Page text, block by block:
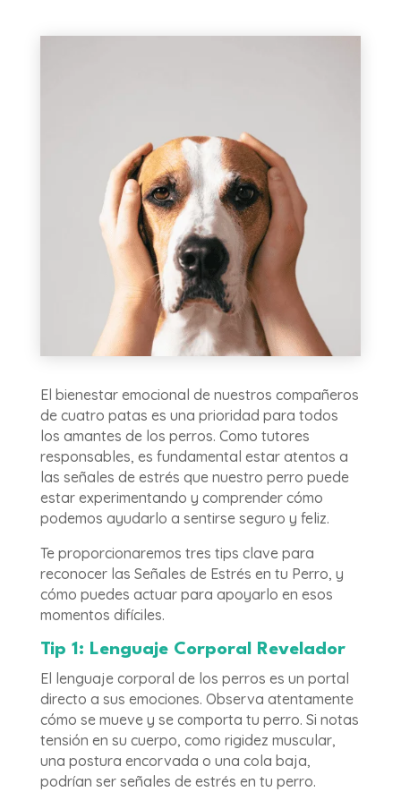
El bienestar emocional de nuestros compañeros
de cuatro patas es una prioridad para todos
los amantes de los perros. Como tutores
responsables, es fundamental estar atentos a
las señales de estrés que nuestro perro puede
estar experimentando y comprender cómo
podemos ayudarlo a sentirse seguro y feliz.
Te proporcionaremos tres tips clave para
reconocer las Señales de Estrés en tu Perro, y
cómo puedes actuar para apoyarlo en esos
momentos difíciles.
Tip 1: Lenguaje Corporal Revelador
El lenguaje corporal de los perros es un portal
directo a sus emociones. Observa atentamente
cómo se mueve y se comporta tu perro. Si notas
tensión en su cuerpo, como rigidez muscular,
una postura encorvada o una cola baja,
podrían ser señales de estrés en tu perro.